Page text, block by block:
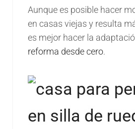
Aunque es posible hacer
en casas viejas y resulta
es mejor hacer la
reforma desde cero.